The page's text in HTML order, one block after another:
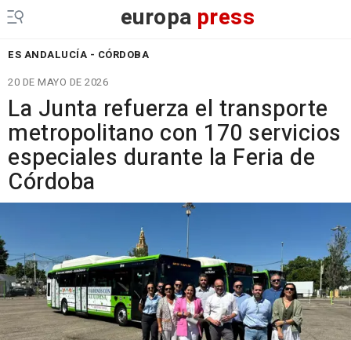
europa press
ES ANDALUCÍA - CÓRDOBA
20 DE MAYO DE 2026
La Junta refuerza el transporte
metropolitano con 170 servicios
especiales durante la Feria de
Córdoba